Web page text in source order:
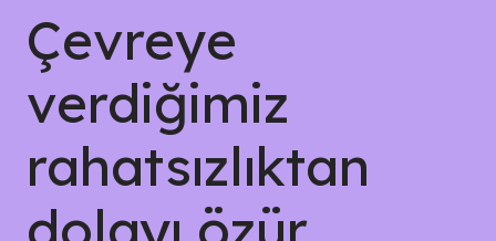
Çevreye
verdiğimiz
rahatsızlıktan